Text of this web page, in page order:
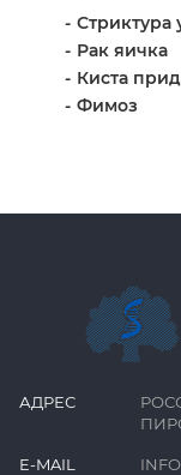
Стриктура
Рак яичка
Киста
Фимоз
АДРЕС
E-MAIL